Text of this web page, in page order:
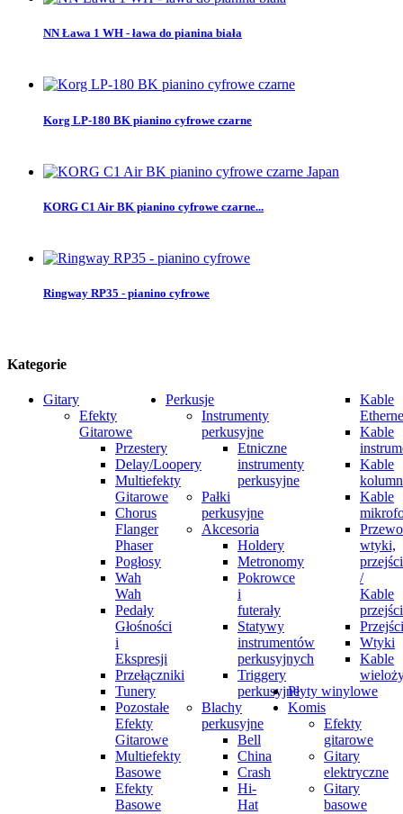
NN Ława 1 WH - ława do pianina biała
Korg LP-180 BK pianino cyfrowe czarne
KORG C1 Air BK pianino cyfrowe czarne...
Ringway RP35 - pianino cyfrowe
Kategorie
Gitary
Efekty
Gitarowe
Przestery
Delay/Loopery
Multiefekty
Gitarowe
Chorus
Flanger
Phaser
Pogłosy
Wah
Wah
Pedały
Głośności
i
Ekspresji
Przełączniki
Tunery
Pozostałe
Efekty
Gitarowe
Multiefekty
Basowe
Efekty
Basowe
Perkusje
Instrumenty
perkusyjne
Etniczne
instrumenty
perkusyjne
Pałki
perkusyjne
Akcesoria
Holdery
Metronomy
Pokrowce
i
futerały
Statywy
instrumentów
perkusyjnych
Triggery
perkusyjne
Blachy
perkusyjne
Bell
China
Crash
Hi-
Hat
Kable
Kable
Kable
Kable
wtyki,
/
Kable
Wtyki
Kable
Płyty winylowe
Komis
Efekty
gitarowe
Gitary
elektryczne
Gitary
basowe